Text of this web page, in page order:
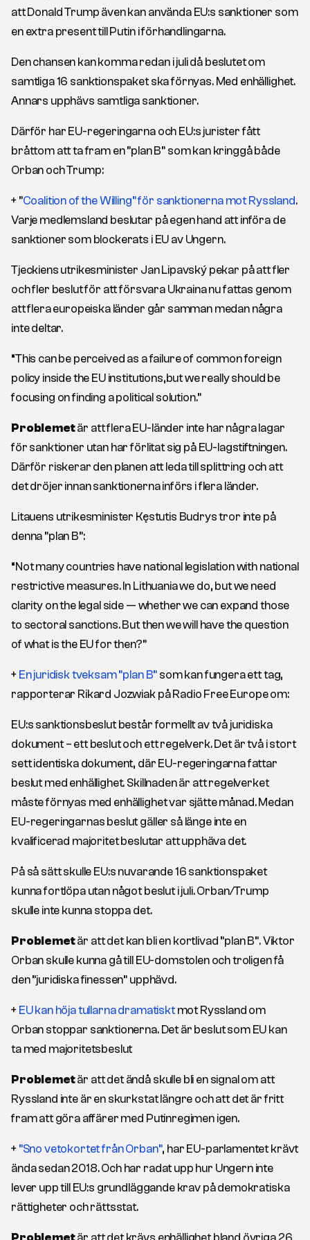
att Donald Trump även kan använda EU:s sanktioner som
en extra present till Putin i förhandlingarna.
Den chansen kan komma redan i juli då beslutet om
samtliga 16 sanktionspaket ska förnyas. Med enhällighet.
Annars upphävs samtliga sanktioner.
Därför har EU-regeringarna och EU:s jurister fått
bråttom att ta fram en ”plan B” som kan kringgå både
Orban och Trump:
+ ”Coalition of the Willing” för sanktionerna mot Ryssland.
Varje medlemsland beslutar på egen hand att införa de
sanktioner som blockerats i EU av Ungern.
Tjeckiens utrikesminister Jan Lipavský pekar på att fler
och fler beslut för att försvara Ukraina nu fattas genom
att flera europeiska länder går samman medan några
inte deltar.
“This can be perceived as a failure of common foreign
policy inside the EU institutions,but we really should be
focusing on finding a political solution.”
Problemetär att flera EU-länder inte har några lagar
för sanktioner utan har förlitat sig på EU-lagstiftningen.
Därför riskerar den planen att leda till splittring och att
det dröjer innan sanktionerna införs i flera länder.
Litauens utrikesminister Kęstutis Budrys tror inte på
denna ”plan B”:
“Not many countries have national legislation with national
restrictive measures. In Lithuania we do, but we need
clarity on the legal side — whether we can expand those
to sectoral sanctions. But then we will have the question
of what is the EU for then?”
+ En juridisk tveksam ”plan B” som kan fungera ett tag,
rapporterar Rikard Jozwiak på Radio Free Europe om:
EU:s sanktionsbeslut består formellt av två juridiska
dokument – ett beslut och ett regelverk. Det är två i stort
sett identiska dokument, där EU-regeringarna fattar
beslut med enhällighet. Skillnaden är att regelverket
måste förnyas med enhällighet var sjätte månad. Medan
EU-regeringarnas beslut gäller så länge inte en
kvalificerad majoritet beslutar att upphäva det.
På så sätt skulle EU:s nuvarande 16 sanktionspaket
kunna fortlöpa utan något beslut i juli. Orban/Trump
skulle inte kunna stoppa det.
Problemetär att det kan bli en kortlivad ”plan B”. Viktor
Orban skulle kunna gå till EU-domstolen och troligen få
den ”juridiska finessen” upphävd.
+ EU kan höja tullarna dramatisktmot Ryssland om
Orban stoppar sanktionerna. Det är beslut som EU kan
ta med majoritetsbeslut
Problemetär att det ändå skulle bli en signal om att
Ryssland inte är en skurkstat längre och att det är fritt
fram att göra affärer med Putinregimen igen.
+ ”Sno vetokortet från Orban”, har EU-parlamentet krävt
ända sedan 2018. Och har radat upp hur Ungern inte
lever upp till EU:s grundläggande krav på demokratiska
rättigheter och rättsstat.